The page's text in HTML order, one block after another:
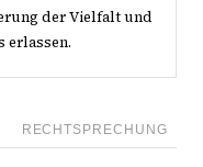
der Vielfalt und
erlassen.
RECHTSPRECHUNG